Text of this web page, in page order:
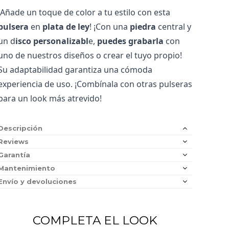
en plata de ley! ¡Con una piedra central y
disco personalizable, puedes grabarla con
de nuestros diseños o crear el tuyo propio!
adaptabilidad garantiza una cómoda
de uso. ¡Combínala con otras pulseras
un look más atrevido!
y devoluciones
COMPLETA EL LOOK